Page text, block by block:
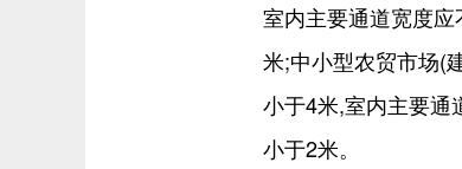
室内主要通道宽度
米;中小型农贸市场(
小于4米,室内主要通
小于2米。